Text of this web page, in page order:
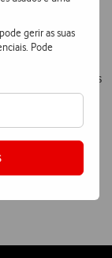
gerir as suas
Pode
a cores,
num
a sua liderança nos
vídeo e
como de
no
(APDC), que
(FIL, Junqueira).